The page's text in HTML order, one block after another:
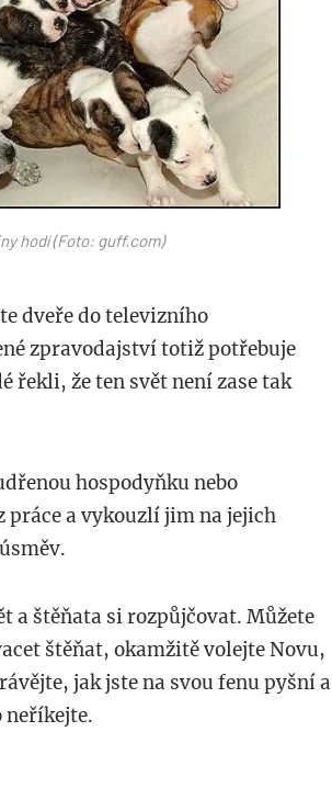
hodí (Foto: guff.com)
dveře do televizního
zpravodajství totiž potřebuje
řekli, že ten svět není zase tak
hospodyňku nebo
práce a vykouzlí jim na jejich
a štěňata si rozpůjčovat. Můžete
štěňat, okamžitě volejte Novu,
jak jste na svou fenu pyšní a
neříkejte.